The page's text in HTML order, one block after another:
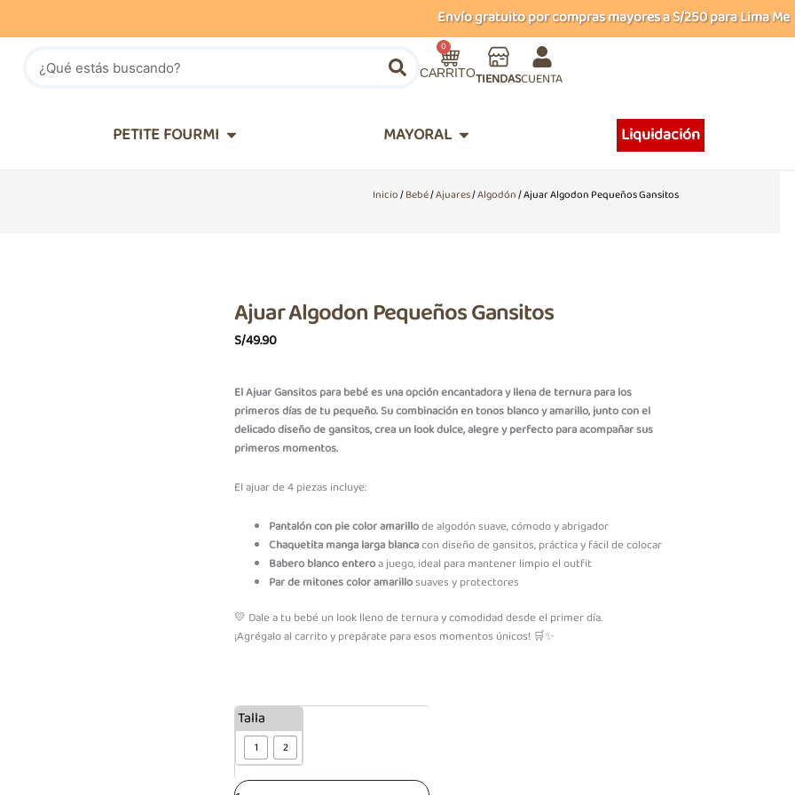
Envío gratuito por compras mayores a S/250 para Lima
0
Carrito
TIENDASCUENTA
PETITE FOURMI Abrir PETITE FOURMI MAYORAL Abrir MAYORAL Liquidación
Inicio/Bebé/Ajuares/Algodón/ Ajuar Algodon Pequeños Gansitos
Ajuar Algodon Pequeños Gansitos
S/49.90
El Ajuar Gansitos para bebé es una opción encantadora y llena de ternura para los
primeros días de tu pequeño. Su combinación en tonos blanco y amarillo, junto con el
delicado diseño de gansitos, crea un look dulce, alegre y perfecto para acompañar sus
primeros momentos.
El ajuar de 4 piezas incluye:
Pantalón con pie color amarillode algodón suave, cómodo y abrigador
Chaquetita manga larga blancacon diseño de gansitos, práctica y fácil de colocar
Babero blanco enteroa juego, ideal para mantener limpio el outfit
Par de mitones color amarillosuaves y protectores
💛 Dale a tu bebé un look lleno de ternura y comodidad desde el primer día.
¡Agrégalo al carrito y prepárate para esos momentos únicos! 🛒✨
Talla
1 2
Ajuar
Algodon
Pequeños
Gansitos
cantidad